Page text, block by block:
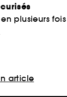
plusieurs fois
article